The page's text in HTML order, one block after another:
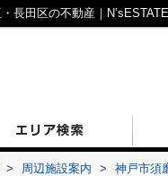
長田区の不動産｜N’sESTATE
> 周辺施設案内 > 神戸市須